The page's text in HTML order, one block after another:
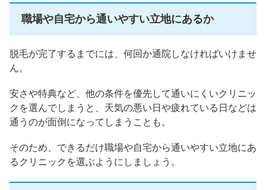
職場や自宅から通いやすい立地にあるか
脱毛が完了するまでには、何回か通院しなければいけませ
ん。
安さや特典など、他の条件を優先して通いにくいクリニッ
クを選んでしまうと、天気の悪い日や疲れている日などは
通うのが面倒になってしまうことも。
そのため、できるだけ職場や自宅から通いやすい立地にあ
るクリニックを選ぶようにしましょう。